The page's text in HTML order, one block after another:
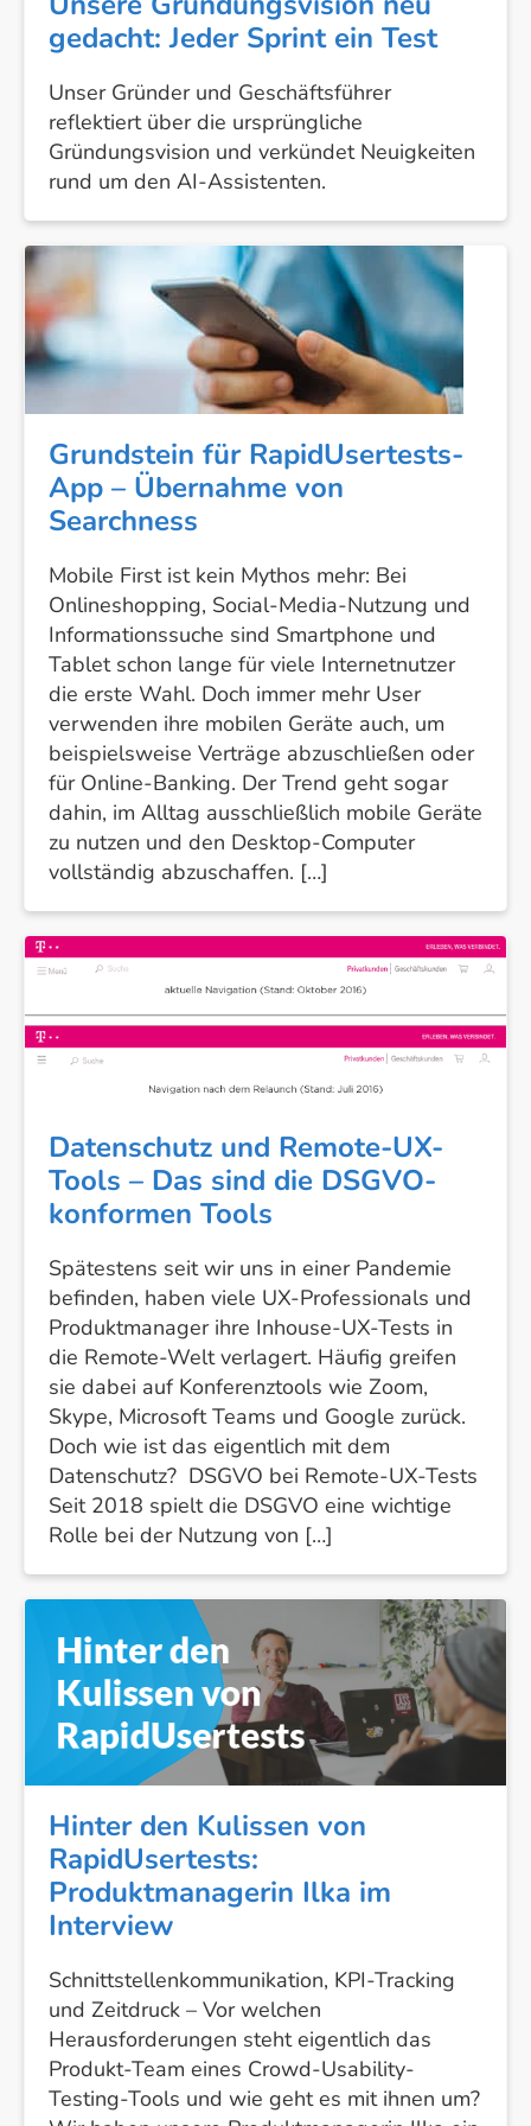
gedacht: Jeder Sprint ein Test
Unser Gründer und Geschäftsführer
reflektiert über die ursprüngliche
Gründungsvision und verkündet Neuigkeiten
rund um den AI-Assistenten.
Grundstein
für
RapidUsertests-
App
–
Übernahme
von
Searchness
Grundstein für RapidUsertests-
App – Übernahme von
Searchness
Mobile First ist kein Mythos mehr: Bei
Onlineshopping, Social-Media-Nutzung und
Informationssuche sind Smartphone und
Tablet schon lange für viele Internetnutzer
die erste Wahl. Doch immer mehr User
verwenden ihre mobilen Geräte auch, um
beispielsweise Verträge abzuschließen oder
für Online-Banking. Der Trend geht sogar
dahin, im Alltag ausschließlich mobile Geräte
zu nutzen und den Desktop-Computer
vollständig abzuschaffen. […]
Datenschutz
und
Remote-
UX-
Tools
sind
DSGVO-
Tools
Datenschutz und Remote-UX-
Tools – Das sind die DSGVO-
konformen Tools
Spätestens seit wir uns in einer Pandemie
befinden, haben viele UX-Professionals und
Produktmanager ihre Inhouse-UX-Tests in
die Remote-Welt verlagert. Häufig greifen
sie dabei auf Konferenztools wie Zoom,
Skype, Microsoft Teams und Google zurück.
Doch wie ist das eigentlich mit dem
Datenschutz? DSGVO bei Remote-UX-Tests
Seit 2018 spielt die DSGVO eine wichtige
Rolle bei der Nutzung von […]
Hinter
den
Kulissen
RapidUsertests:
Produktmanagerin
Ilka
Interview
Hinter den Kulissen von
RapidUsertests:
Produktmanagerin Ilka im
Interview
Schnittstellenkommunikation, KPI-Tracking
und Zeitdruck – Vor welchen
Herausforderungen steht eigentlich das
Produkt-Team eines Crowd-Usability-
Testing-Tools und wie geht es mit ihnen um?